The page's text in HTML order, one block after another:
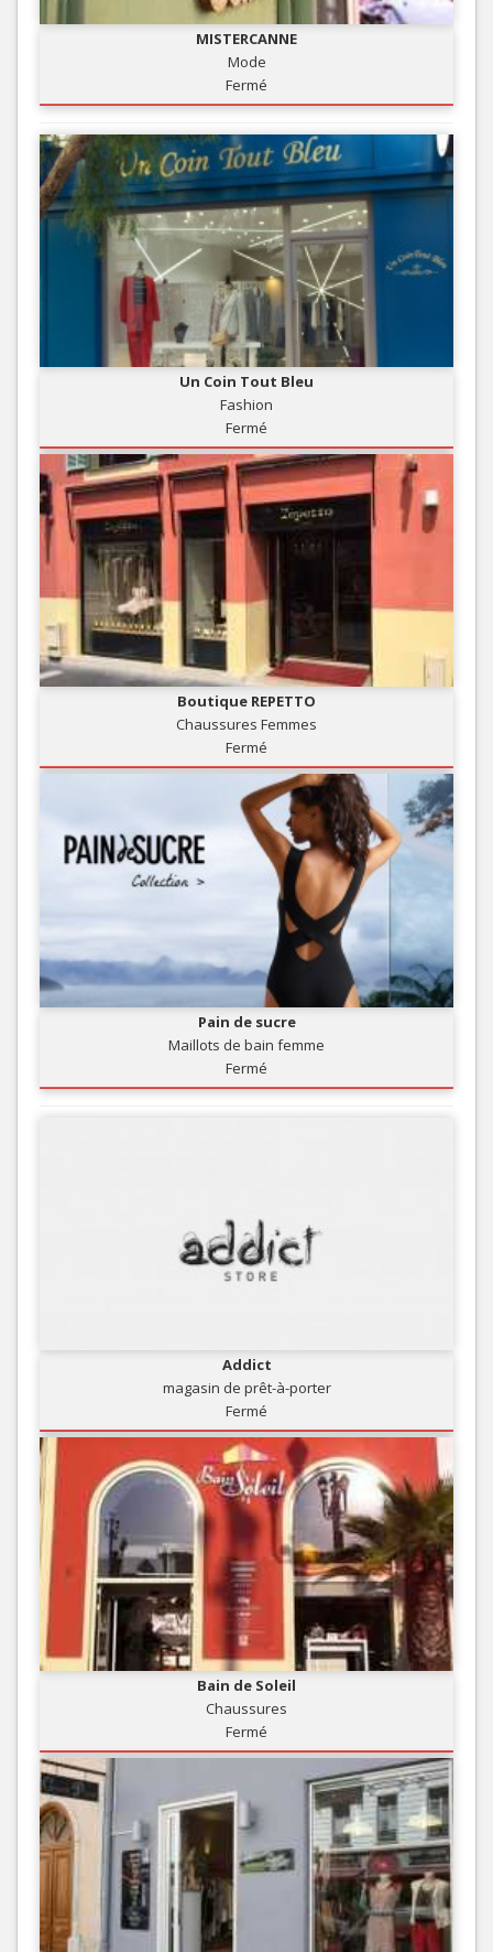
MISTERCANNE
Mode
Fermé
Un Coin Tout Bleu
Fashion
Fermé
Boutique REPETTO
Chaussures Femmes
Fermé
Pain de sucre
Maillots de bain femme
Fermé
Addict
magasin de prêt-à-porter
Fermé
Bain de Soleil
Chaussures
Fermé